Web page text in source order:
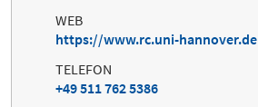
WEB
https://www.rc.uni-hannover.de
TELEFON
+49 511 762 5386